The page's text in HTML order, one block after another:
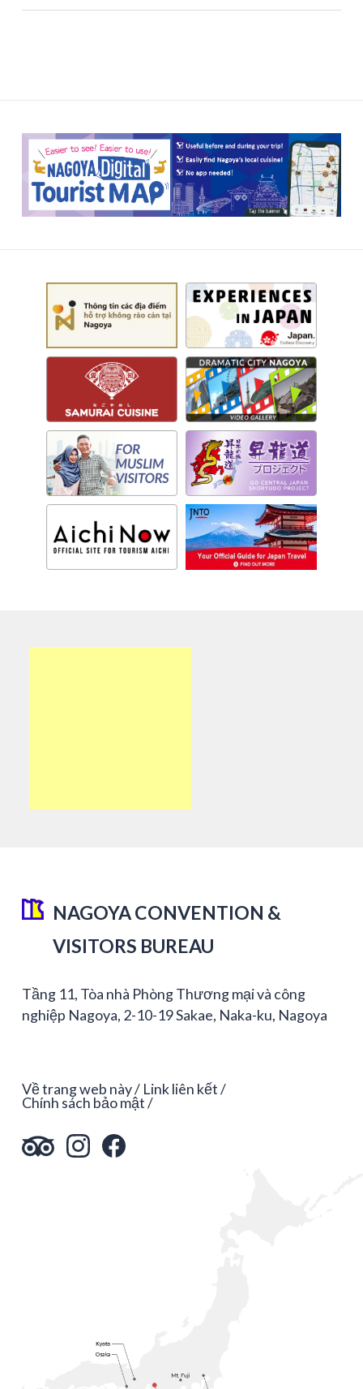
NAGOYA CONVENTION &
VISITORS BUREAU
Tầng 11, Tòa nhà Phòng Thương mại và công
nghiệp Nagoya, 2-10-19 Sakae, Naka-ku, Nagoya
Về trang web này Link liên kết
Chính sách bảo mật